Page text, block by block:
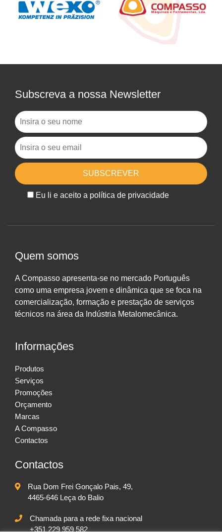
Subscreva a nossa Newsletter
Eu li e aceito a política de privacidade
Quem somos
A Compasso apresenta-se no mercado Português
como uma empresa jovem e dinâmica que se foca na
comercialização, formação e prestação de serviços
técnicos na área da Indústria Metalomecânica.
Informações
Produtos
Serviços
Promoções
Orçamento
Marcas
A Compasso
Contactos
Contactos
Rua Dom Frei Gonçalo Pais, 49,
4465-646 Leça do Balio
Chamada para a rede fixa nacional
+351 229 959 582